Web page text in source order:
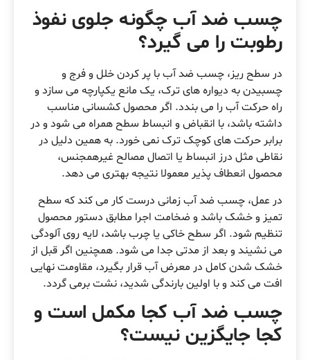
چسب ضد آب چگونه جلوی نفوذ
رطوبت را می گیرد؟
در سطح ریز، چسب ضد آب با پر کردن خلل و فرج و
چسبیدن به دیواره های ترک، یک مانع یکپارچه می سازد و
راه حرکت آب را می بندد. اگر محصول کشسانی مناسب
داشته باشد، با انقباض و انبساط سطح همراه می شود و در
برابر حرکت های کوچک ترک نمی خورد. به همین دلیل در
نقاطی مثل درز انبساط یا اتصال مصالح غیرهمجنس،
محصول انعطاف پذیر معمولا نتیجه بهتری می دهد.
در عمل، چسب ضد آب زمانی درست کار می کند که سطح
تمیز و خشک باشد و ضخامت اجرا مطابق دستور محصول
تنظیم شود. اگر سطح خاکی یا چرب باشد، لایه روی آلودگی
می نشیند و بعد از مدتی جدا می شود. همچنین اگر قبل از
خشک شدن کامل در معرض آب قرار بگیرد، مقاومت نهایی
افت می کند و با اولین بارندگی شدید، نشت برمی گردد.
چسب ضد آب کجا مکمل است و
کجا جایگزین نیست؟